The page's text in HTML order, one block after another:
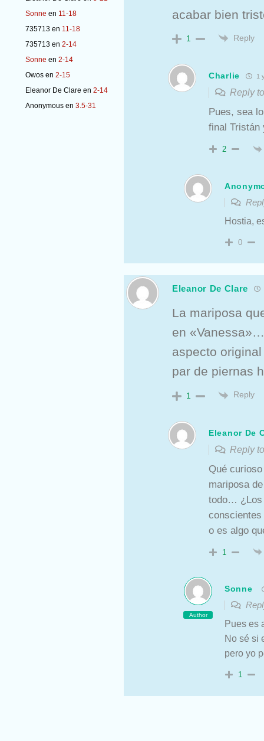
Sonne en 11-18
735713 en 11-18
735713 en 2-14
Sonne en 2-14
Owos en 2-15
Eleanor De Clare en 2-14
Anonymous en 3.5-31
acabar bien
1 Reply
Charlie 1
Reply
Pues, sea
final
2
Hostia,
0
Eleanor De Clare
La mariposa
en
aspecto
par de piernas
1 Reply
Eleanor De
Reply
Qué
mariposa
todo… ¿Los
conscientes
o es algo
1
Author
Sonne
Pues es
No sé si
pero yo
1